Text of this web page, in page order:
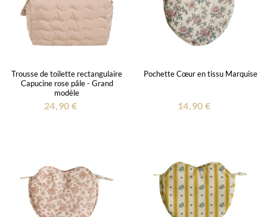
Trousse de toilette rectangulaire
Capucine rose pâle - Grand
modèle
24,90 €
Pochette Cœur en tissu Marquise
14,90 €